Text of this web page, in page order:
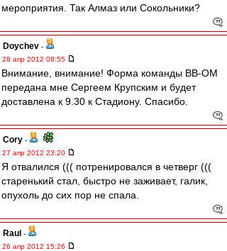
мероприятия. Так Алмаз или Сокольники?
Doychev -
28 апр 2012 08:55
Внимание, внимание! Форма команды ВВ-ОМ
передана мне Сергеем Крупским и будет
доставлена к 9.30 к Стадиону. Спасибо.
Cory -
27 апр 2012 23:20
Я отвалился ((( потренировался в четверг (((
старенький стал, быстро не заживает, галик,
опухоль до сих пор не спала.
Raul -
26 апр 2012 15:26